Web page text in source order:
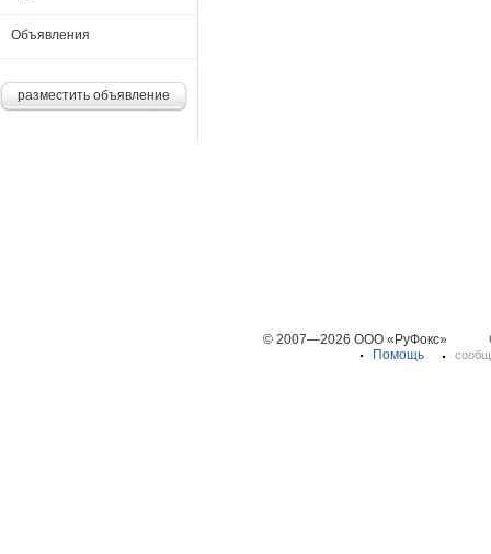
Объявления
разместить объявление
© 2007—2026 ООО «РуФокс»
Помощь